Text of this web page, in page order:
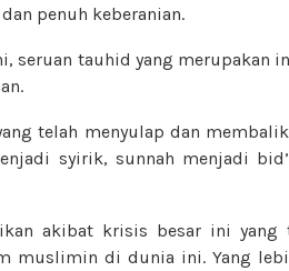
penuh keberanian.
seruan tauhid yang merupakan
telah menyulap dan
syirik, sunnah menjadi
akibat krisis besar ini yang
muslimin di dunia ini. Yang